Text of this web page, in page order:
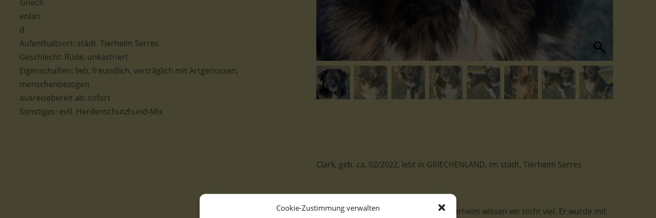
Cookie-Zustimmung verwalten
Aufenthaltsort: städt. Tierheim Serres
Geschlecht: Rüde, unkastriert
Eigenschaften: lieb, freundlich, verträglich mit Artgenossen,
menschenbezogen
ausreisebereit ab: sofort
Sonstiges: evtl. Herdenschutzhund-Mix
Clark, geb. ca. 02/2022, lebt in GRIECHENLAND, im städt. Tierheim Serres
Von Clarks Leben vor seiner Zeit im Tierheim wissen wir nicht viel. Er wurde mit